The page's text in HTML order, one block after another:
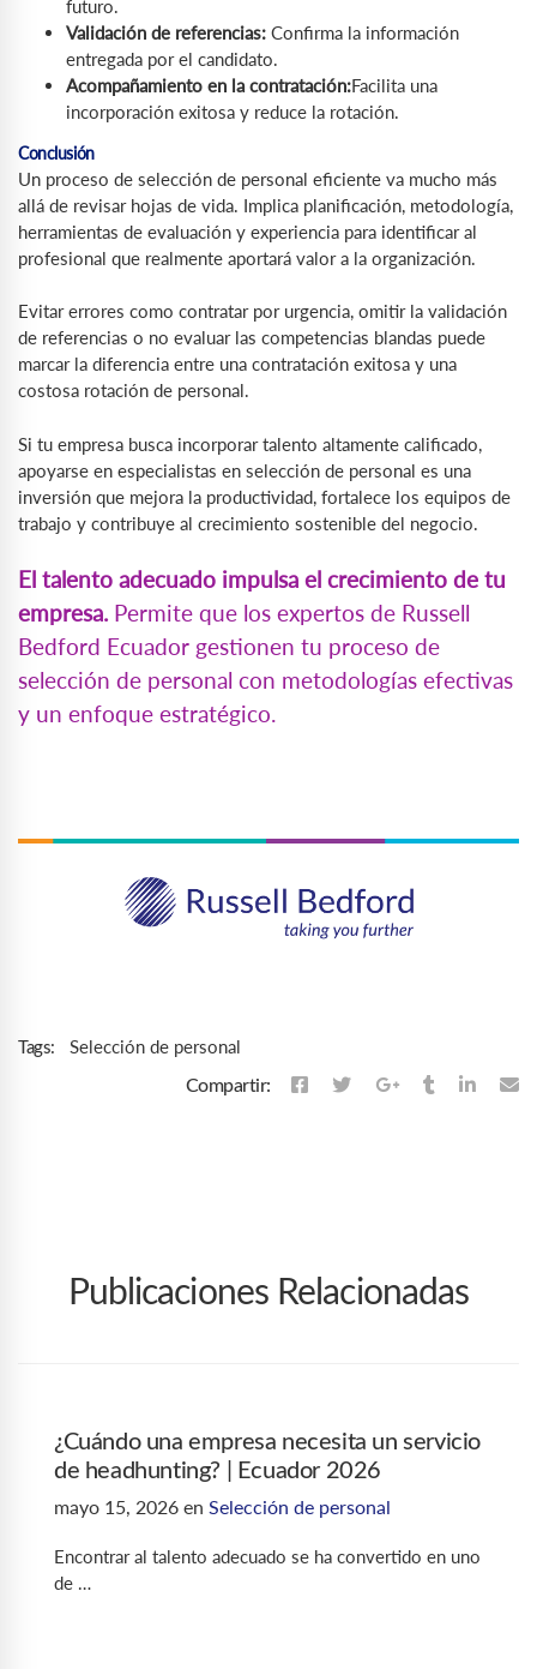
futuro.
Validación de referencias: Confirma la información
entregada por el candidato.
Acompañamiento en la contratación:Facilita una
incorporación exitosa y reduce la rotación.
Conclusión
Un proceso de selección de personal eficiente va mucho más
allá de revisar hojas de vida. Implica planificación, metodología,
herramientas de evaluación y experiencia para identificar al
profesional que realmente aportará valor a la organización.
Evitar errores como contratar por urgencia, omitir la validación
de referencias o no evaluar las competencias blandas puede
marcar la diferencia entre una contratación exitosa y una
costosa rotación de personal.
Si tu empresa busca incorporar talento altamente calificado,
apoyarse en especialistas en selección de personal es una
inversión que mejora la productividad, fortalece los equipos de
trabajo y contribuye al crecimiento sostenible del negocio.
El talento adecuado impulsa el crecimiento de tu
empresa. Permite que los expertos de Russell
Bedford Ecuador gestionen tu proceso de
selección de personal con metodologías efectivas
y un enfoque estratégico.
Tags: Selección de personal
Compartir:
Publicaciones Relacionadas
¿Cuándo una empresa necesita un servicio
de headhunting? | Ecuador 2026
mayo 15, 2026 en Selección de personal
Encontrar al talento adecuado se ha convertido en uno
de …